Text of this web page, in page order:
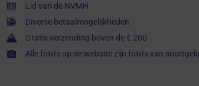
Lid van de NVMH
Diverse betaalmogelijkheden
Gratis verzending boven de € 200
Alle foto’s op de website zijn foto’s van